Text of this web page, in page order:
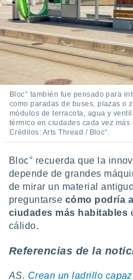
Bloc° también fue pensado para
como paradas de buses, plazas o
módulos de terracota, agua y
térmico en ciudades cada vez
Créditos: Arts Thread / Bloc°.
Bloc° recuerda que la
depende de grandes
de mirar un material
preguntarse cómo podría
ciudades más habitables
cálido.
Referencias de la
AS. Crean un ladrillo